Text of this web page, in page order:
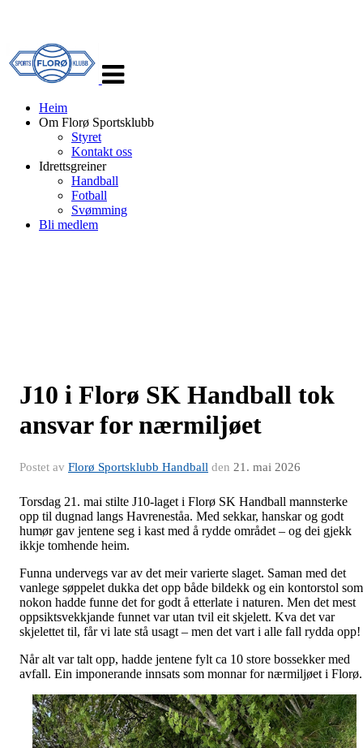
navigasjon
Heim
Om Florø Sportsklubb
Styret
Kontakt oss
Idrettsgreiner
Handball
Fotball
Svømming
Bli medlem
J10 i Florø SK Handball tok
ansvar for nærmiljøet
Postet av Florø Sportsklubb Handball den 21. mai 2026
Torsdag 21. mai stilte J10-laget i Florø SK Handball mannsterke
opp til dugnad langs Havreneståa. Med sekkar, hanskar og godt
humør gav jentene seg i kast med å rydde området – og dei gjekk
ikkje tomhende heim.
Funna undervegs var av det meir varierte slaget. Saman med det
vanlege søppelet dukka det opp både bildekk og ein kontorstol som
nokon hadde funne det for godt å etterlate i naturen. Men det mest
oppsiktsvekkjande funnet var utan tvil eit skjelett. Kva det var
skjelettet til, får vi late stå usagt – men det vart i alle fall rydda opp!
Når alt var talt opp, hadde jentene fylt ca 10 store bossekker med
avfall. Ein imponerande innsats som monnar for nærmiljøet i Florø.